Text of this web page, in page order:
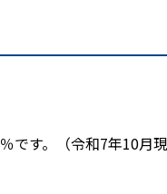
％です。（令和7年10月